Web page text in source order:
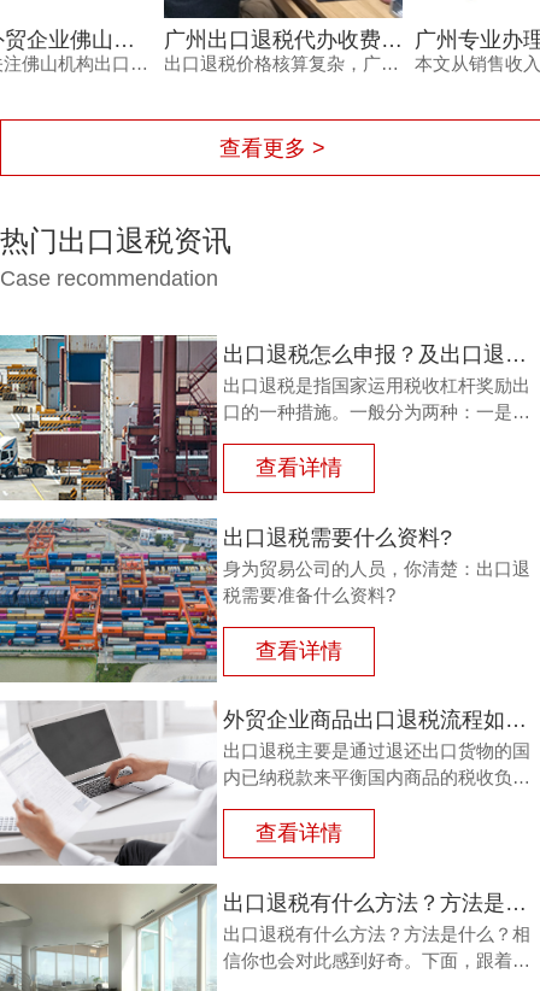
广州出口退税代办收费，为何从几千到上万不等？一文读懂
出口退税价格核算复杂，广州出口退税代办收费从几千到上万不等，究竟差在哪里？本文梳理影响收费的核心因素与价格核算风险，并解读鸿裕财税的透明报价策略。
广州专业办理出口退税报价如何确定？看完不再被低价套路
本文从销售收入、服务链路、风险承担等维度，分析广州专业办理出口退税报价的差异原因，帮助外贸企业负责人理性选择代办服务，兼顾成本与退税安全。同时介绍鸿裕财税的服务优势，提供免费方案定制。
查看更多 >
热门出口退税资讯
Case recommendation
出口退税怎么申报？及出口退税怎么进行填写增值税申报表?
出口退税是指国家运用税收杠杆奖励出
口的一种措施。一般分为两种：一是退
或半成品，加工制成产品出口时，退还
其已纳的进口税。
查看详情
出口退税需要什么资料?
身为贸易公司的人员，你清楚：出口退
税需要准备什么资料?
查看详情
外贸企业商品出口退税流程如何？鸿裕以鞋业公司申请出口退税为例
出口退税主要是通过退还出口货物的国
内已纳税款来平衡国内商品的税收负
品出口退税流程如何？能退多少？广州
鸿裕财税以下用案例说明。
查看详情
出口退税有什么方法？方法是什么？
出口退税有什么方法？方法是什么？相
信你也会对此感到好奇。下面，跟着广